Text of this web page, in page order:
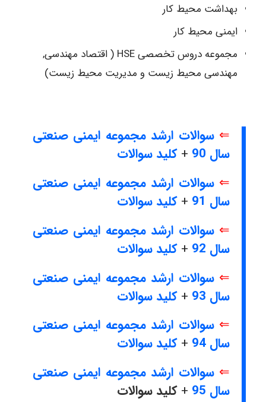
بهداشت محیط کار
ایمنی محیط کار
مجموعه دروس تخصصی HSE ( اقتصاد مهندسی,
مهندسی محیط زیست و مدیریت محیط زیست)
⇐ سوالات ارشد مجموعه ایمنی صنعتی
سال 90
+ کلید سوالات
⇐ سوالات ارشد مجموعه ایمنی صنعتی
سال 91
+ کلید سوالات
⇐ سوالات ارشد مجموعه ایمنی صنعتی
سال 92
+ کلید سوالات
⇐ سوالات ارشد مجموعه ایمنی صنعتی
سال 93
+ کلید سوالات
⇐ سوالات ارشد مجموعه ایمنی صنعتی
سال 94
+ کلید سوالات
⇐ سوالات ارشد مجموعه ایمنی صنعتی
سال 95
+ کلید سوالات